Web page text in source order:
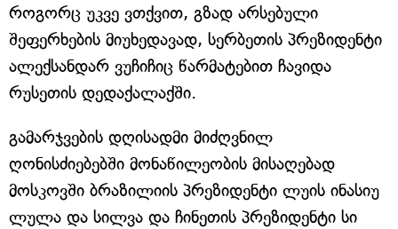
როგორც უკვე ვთქვით, გზად არსებული
შეფერხების მიუხედავად, სერბეთის პრეზიდენტი
ალექსანდარ ვუჩიჩიც წარმატებით ჩავიდა
რუსეთის დედაქალაქში.
გამარჯვების დღისადმი მიძღვნილ
ღონისძიებებში მონაწილეობის მისაღებად
მოსკოვში ბრაზილიის პრეზიდენტი ლუის ინასიუ
ლულა და სილვა და ჩინეთის პრეზიდენტი სი